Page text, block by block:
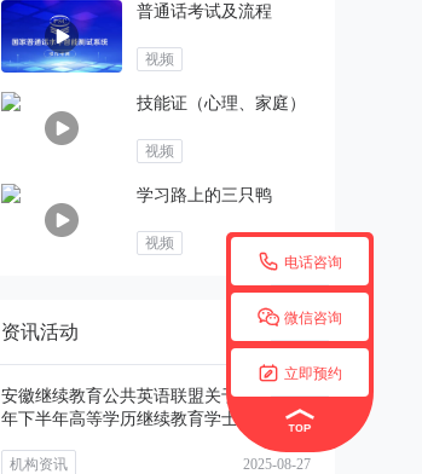
 电话咨询
 微信咨询
 立即预约
普通话考试及流程
视频
技能证（心理、家庭）
视频
学习路上的三只鸭
视频
资讯活动 更多
安徽继续教育公共英语联盟关于开展2025
年下半年高等学历继续教育学士学位外语
机构资讯 2025-08-27